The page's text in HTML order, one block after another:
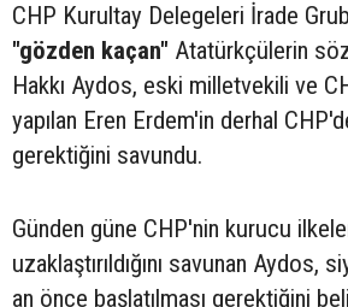
CHP Kurultay Delegeleri İrade
"gözden kaçan" Atatürkçülerin
Hakkı Aydos, eski milletvekili ve
yapılan Eren Erdem'in derhal
gerektiğini savundu.
Günden güne CHP'nin kurucu
uzaklaştırıldığını savunan Aydos,
an önce başlatılması gerektiğini